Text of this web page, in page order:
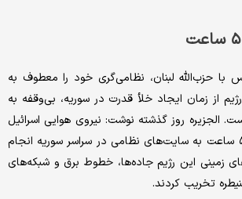
با حزب‌‌‌الله لبنان، نظامی‌‌‌گری خود را معطوف به
از زمان ایجاد خلأ قدرت در سوریه، بی‌‌‌وقفه به
الجزیره روز گذشته نوشت: نیروی هوایی اسرائیل
۶۱حمله موشکی ظرف ۵ ساعت به سایت‌‌‌های نظامی در سراسر سوریه انجام
زمینی این رژیم جاده‌ها، خطوط برق و شبکه‌های
تخریب کردند.